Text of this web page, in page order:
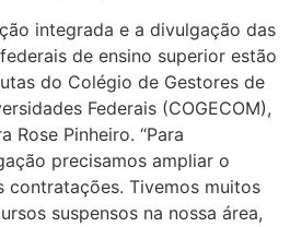
integrada e a divulgação das
de ensino superior estão
do Colégio de Gestores de
Federais (COGECOM),
Rose Pinheiro. “Para
precisamos ampliar o
contratações. Tivemos muitos
suspensos na nossa área,